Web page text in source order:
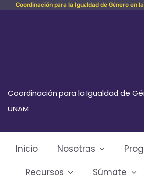
Skip Coordinación para la Igualdad de Género en la
Coordinación para la Igualdad de
UNAM
Inicio Nosotras
Recursos
Súmate